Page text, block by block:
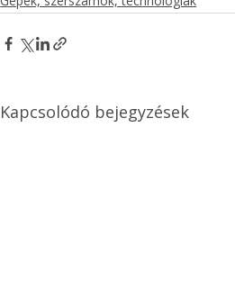
Kapcsolódó bejegyzések